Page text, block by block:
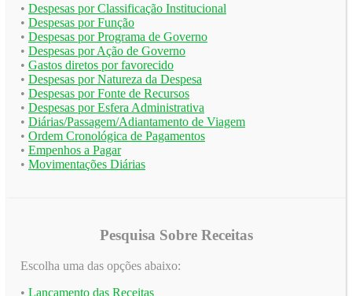
• Despesas por Classificação Institucional
• Despesas por Função
• Despesas por Programa de Governo
• Despesas por Ação de Governo
• Gastos diretos por favorecido
• Despesas por Natureza da Despesa
• Despesas por Fonte de Recursos
• Despesas por Esfera Administrativa
• Diárias/Passagem/Adiantamento de Viagem
• Ordem Cronológica de Pagamentos
• Empenhos a Pagar
• Movimentações Diárias
Pesquisa Sobre Receitas
Escolha uma das opções abaixo:
• Lançamento das Receitas